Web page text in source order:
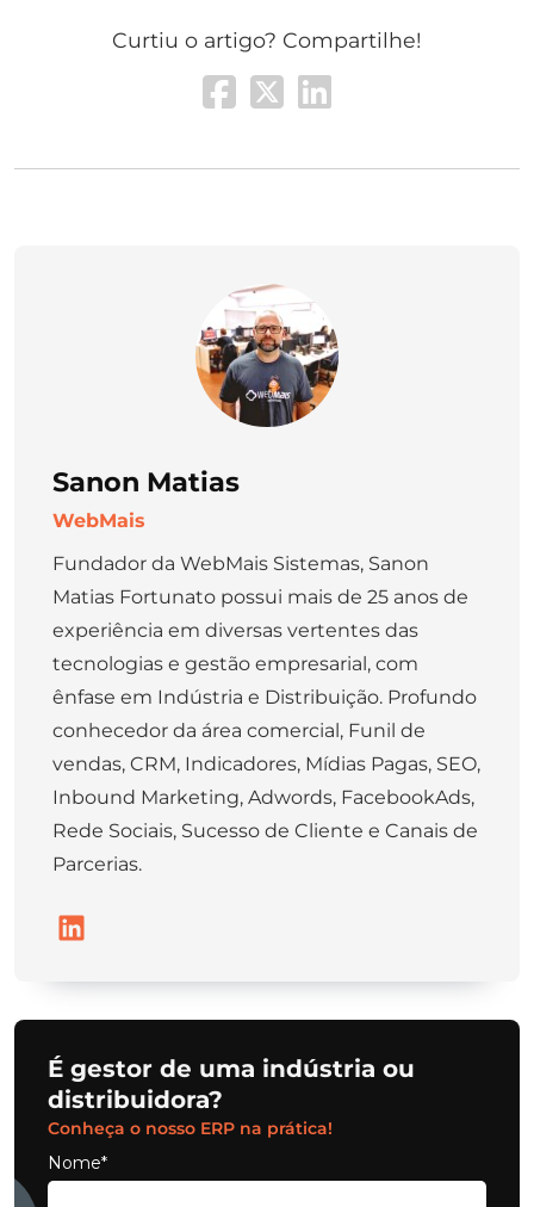
Curtiu o artigo? Compartilhe!
Sanon Matias
WebMais
Fundador da WebMais Sistemas, Sanon
Matias Fortunato possui mais de 25 anos de
experiência em diversas vertentes das
tecnologias e gestão empresarial, com
ênfase em Indústria e Distribuição. Profundo
conhecedor da área comercial, Funil de
vendas, CRM, Indicadores, Mídias Pagas, SEO,
Inbound Marketing, Adwords, FacebookAds,
Rede Sociais, Sucesso de Cliente e Canais de
Parcerias.
É gestor de uma indústria ou
distribuidora?
Conheça o nosso ERP na prática!
Nome*